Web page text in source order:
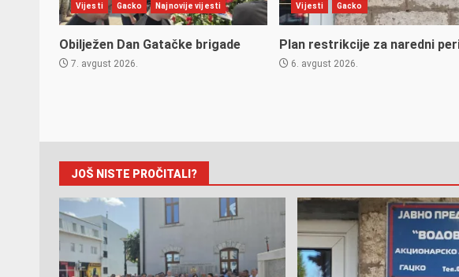
Vijesti Gacko Najnovije vijesti
Obilježen Dan Gatačke brigade
7. avgust 2026.
Vijesti Gacko
Plan restrikcije za naredni
6. avgust 2026.
JOŠ NISTE PROČITALI?